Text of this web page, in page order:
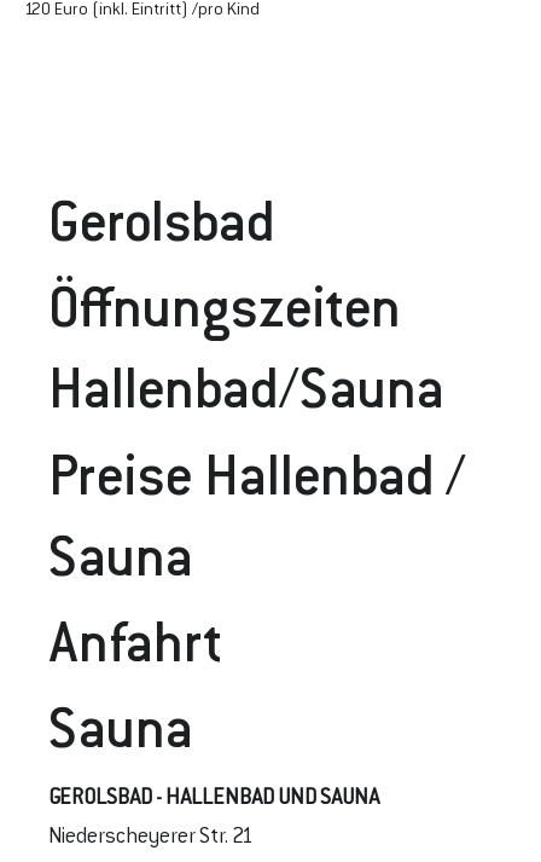
120 Euro (inkl. Eintritt) /pro Kind
Gerolsbad
Öffnungszeiten
Hallenbad/Sauna
Preise Hallenbad /
Sauna
Anfahrt
Sauna
GEROLSBAD - HALLENBAD UND SAUNA
Niederscheyerer Str. 21